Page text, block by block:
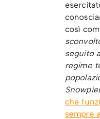
così
seguito
regime
che
sempre